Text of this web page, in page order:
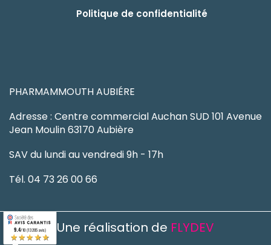
Politique de confidentialité
PHARMAMMOUTH AUBIÉRE
Adresse : Centre commercial Auchan SUD 101 Avenue
Jean Moulin 63170 Aubière
SAV du lundi au vendredi 9h - 17h
Tél. 04 73 26 00 66
Une réalisation de FLYDEV
9.4/10 (13205 avis)
★★★★★